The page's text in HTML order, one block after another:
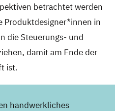
betrachtet werden
Produktdesigner*innen in
die Steuerungs- und
damit am Ende der
ist.
handwerkliches